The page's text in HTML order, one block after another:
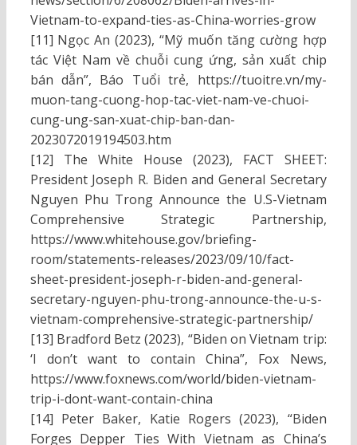
Vietnam-to-expand-ties-as-China-worries-grow
[11] Ngọc An (2023), “Mỹ muốn tăng cường hợp
tác Việt Nam về chuỗi cung ứng, sản xuất chip
bán dẫn”, Báo Tuổi trẻ, https://tuoitre.vn/my-
muon-tang-cuong-hop-tac-viet-nam-ve-chuoi-
cung-ung-san-xuat-chip-ban-dan-
2023072019194503.htm
[12] The White House (2023), FACT SHEET:
President Joseph R. Biden and General Secretary
Nguyen Phu Trong Announce the U.S-Vietnam
Comprehensive Strategic Partnership,
https://www.whitehouse.gov/briefing-
room/statements-releases/2023/09/10/fact-
sheet-president-joseph-r-biden-and-general-
secretary-nguyen-phu-trong-announce-the-u-s-
vietnam-comprehensive-strategic-partnership/
[13] Bradford Betz (2023), “Biden on Vietnam trip:
‘I don’t want to contain China”, Fox News,
https://www.foxnews.com/world/biden-vietnam-
trip-i-dont-want-contain-china
[14] Peter Baker, Katie Rogers (2023), “Biden
Forges Depper Ties With Vietnam as China’s